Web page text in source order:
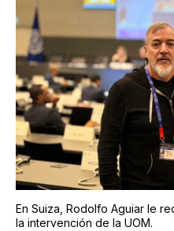
En Suiza, Rodolfo Aguiar le
la intervención de la UOM.